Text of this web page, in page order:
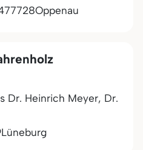
77728Oppenau
Dr. Heinrich Meyer, Dr.
Lüneburg